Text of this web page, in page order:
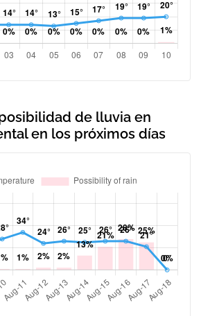
de lluvia en
en los próximos días